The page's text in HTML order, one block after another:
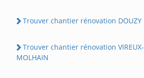
Trouver chantier rénovation DOUZY
Trouver chantier rénovation VIREUX-
MOLHAIN